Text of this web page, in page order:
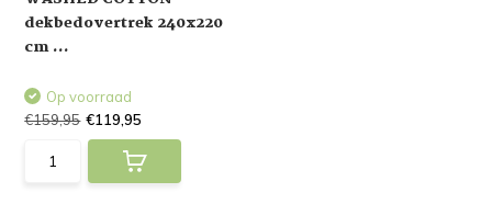
dekbedovertrek 240x220
cm ...
Op voorraad
€159,95 €119,95